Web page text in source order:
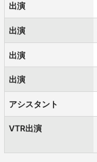
出演
出演
出演
出演
アシスタント
VTR出演